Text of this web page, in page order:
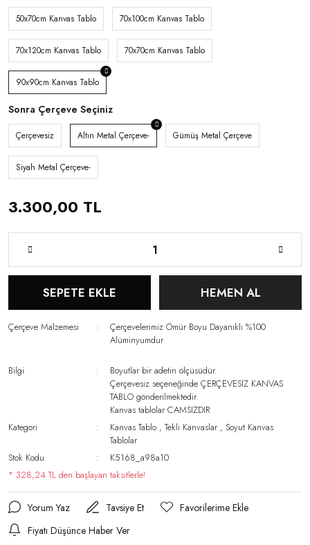
50x70cm Kanvas Tablo 70x100cm Kanvas Tablo
70x120cm Kanvas Tablo 70x70cm Kanvas Tablo
90x90cm Kanvas Tablo
Sonra Çerçeve Seçiniz
Çerçevesiz Altın Metal Çerçeve- Gümüş Metal Çerçeve
Siyah Metal Çerçeve-
3.300,00 TL
SEPETE EKLE HEMEN AL
Çerçeve Malzemesi
Çerçevelerimiz Ömür Boyu Dayanıklı %100
Alüminyumdur
Bilgi
Boyutlar bir adetin ölçüsüdür.
Çerçevesiz seçeneğinde ÇERÇEVESİZ KANVAS
TABLO gönderilmektedir.
Kanvas tablolar CAMSIZDIR
Kategori
Kanvas Tablo ,Tekli Kanvaslar ,Soyut Kanvas
Tablolar
Stok Kodu
K5168_a98a10
* 328,24 TL den başlayan taksitlerle!
Yorum Yaz
Tavsiye Et
Fiyatı Düşünce Haber Ver